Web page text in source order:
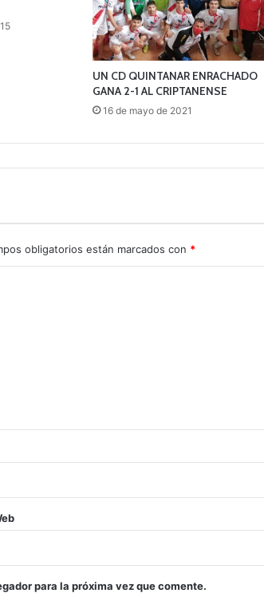
UN CD QUINTANAR ENRACHADO
GANA 2-1 AL CRIPTANENSE
16 de mayo de 2021
obligatorios están marcados con *
para la próxima vez que comente.